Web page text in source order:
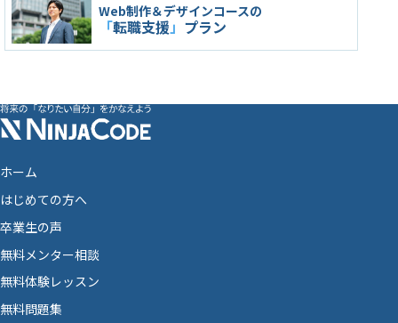
Web制作＆デザインコースの
「転職支援」 プラン
ホーム
はじめての方へ
卒業生の声
無料メンター相談
無料体験レッスン
無料問題集